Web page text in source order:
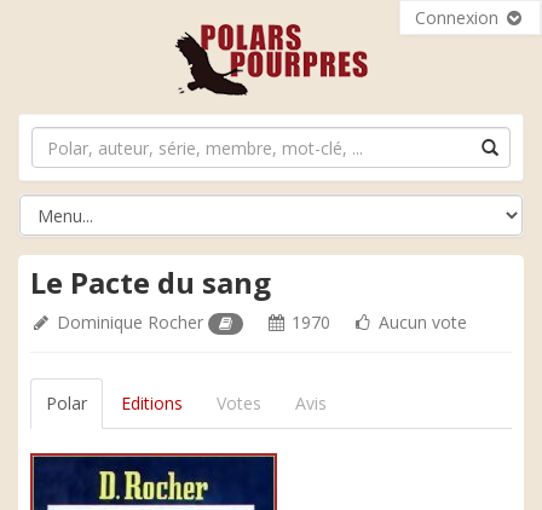
Connexion
Le Pacte du sang
Dominique Rocher 1970 Aucun vote
Polar Editions Votes Avis